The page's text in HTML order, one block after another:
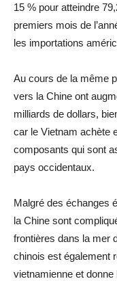
15 % pour atteindre
premiers mois de
les importations
Au cours de la même
vers la Chine ont
milliards de dollars,
car le Vietnam achète
composants qui sont
pays occidentaux.
Malgré des échanges
la Chine sont
frontières dans la mer
chinois est également
vietnamienne et